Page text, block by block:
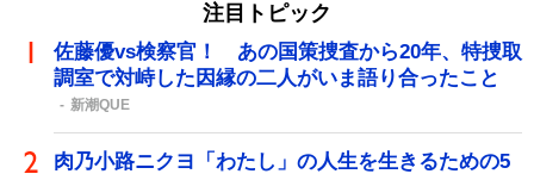
注目トピック
佐藤優vs検察官！ あの国策捜査から20年、特捜取
調室で対峙した因縁の二人がいま語り合ったこと
新潮QUE
肉乃小路ニクヨ「わたし」の人生を生きるための5